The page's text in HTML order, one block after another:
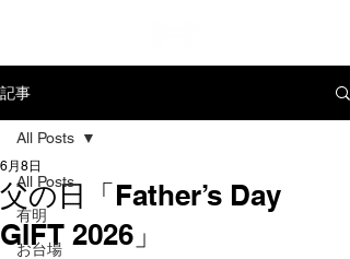
記事
All Posts
有明
お台場
All Posts
父の日「Father’s Day
GIFT 2026」
6月8日